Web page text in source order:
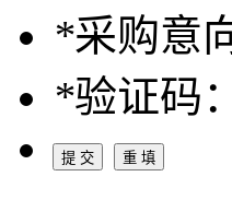
*采购意
*验证码：